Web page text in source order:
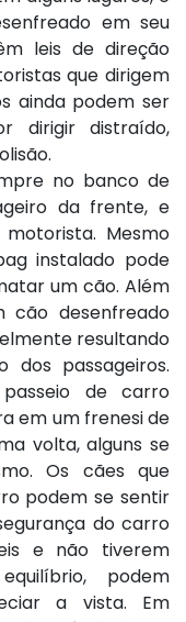
em seu
leis de direção
que dirigem
ainda podem ser
dirigir distraído,
no banco de
da frente, e
Mesmo
instalado pode
um cão. Além
cão desenfreado
resultando
passageiros.
de carro
em um frenesi de
volta, alguns se
Os cães que
podem se sentir
do carro
e não tiverem
podem
a vista. Em